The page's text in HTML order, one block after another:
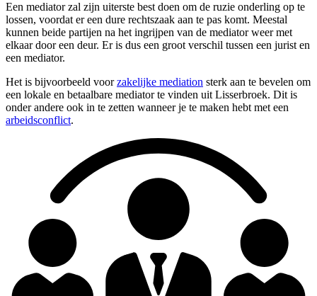
Een mediator zal zijn uiterste best doen om de ruzie onderling op te
lossen, voordat er een dure rechtszaak aan te pas komt. Meestal
kunnen beide partijen na het ingrijpen van de mediator weer met
elkaar door een deur. Er is dus een groot verschil tussen een jurist en
een mediator.
Het is bijvoorbeeld voorzakelijke mediation sterk aan te bevelen om
een lokale en betaalbare mediator te vinden uit Lisserbroek. Dit is
onder andere ook in te zetten wanneer je te maken hebt met een
arbeidsconflict.